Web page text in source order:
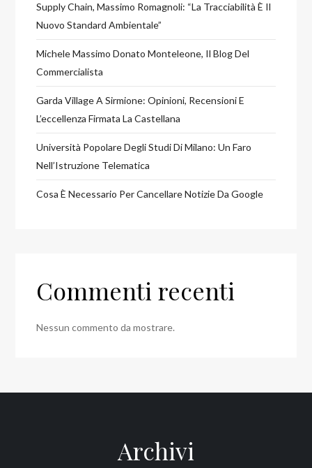
Supply Chain, Massimo Romagnoli: “La Tracciabilità È Il
Nuovo Standard Ambientale”
Michele Massimo Donato Monteleone, Il Blog Del
Commercialista
Garda Village A Sirmione: Opinioni, Recensioni E
L’eccellenza Firmata La Castellana
Università Popolare Degli Studi Di Milano: Un Faro
Nell’Istruzione Telematica
Cosa È Necessario Per Cancellare Notizie Da Google
Commenti recenti
Nessun commento da mostrare.
Archivi